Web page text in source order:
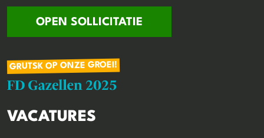
OPEN SOLLICITATIE
GRUTSK OP ONZE GROEI!
VACATURES